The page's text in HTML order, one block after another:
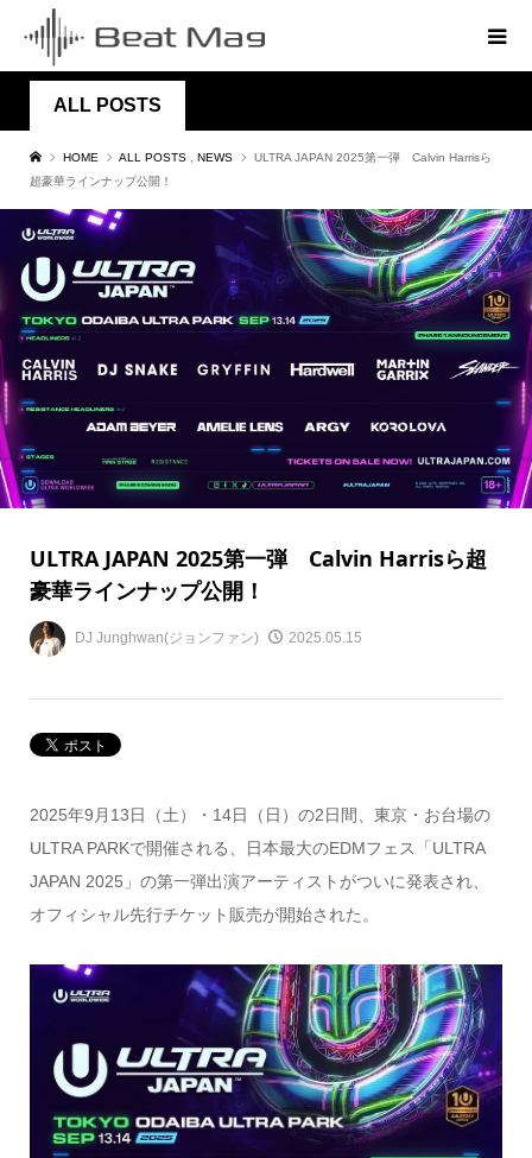
ALL POSTS
HOME ALL POSTS NEWS
ULTRA JAPAN 2025第一弾 Calvin Harrisら
超豪華ラインナップ公開！
ULTRA JAPAN 2025第一弾 Calvin Harrisら超
豪華ラインナップ公開！
DJ Junghwan(ジョンファン) 2025.05.15
2025年9月13日（土）・14日（日）の2日間、東京・お台場の
ULTRA PARKで開催される、日本最大のEDMフェス「ULTRA
JAPAN 2025」の第一弾出演アーティストがついに発表され、
オフィシャル先行チケット販売が開始された。